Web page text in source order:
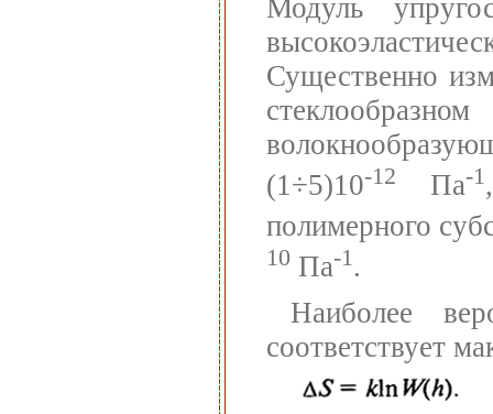
Модуль
Существенно
(1÷5)10-12 Па-1
полимерного
10 Па-1 .
Наиболее
соответствует